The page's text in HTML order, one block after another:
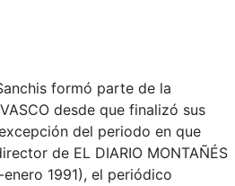
formó parte de la
desde que finalizó sus
del periodo en que
de EL DIARIO MONTAÑÉS
1991), el periódico